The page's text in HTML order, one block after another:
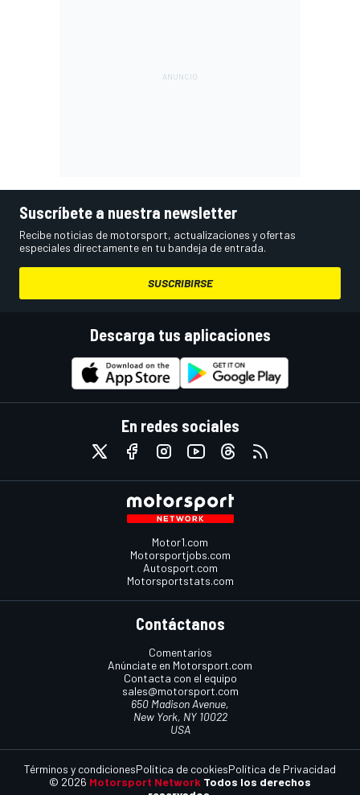
Suscríbete a nuestra newsletter
Recibe noticias de motorsport, actualizaciones y ofertas
especiales directamente en tu bandeja de entrada.
SUSCRIBIRSE
Descarga tus aplicaciones
En redes sociales
Motor1.com
Motorsportjobs.com
Autosport.com
Motorsportstats.com
Contáctanos
Comentarios
Anúnciate en Motorsport.com
Contacta con el equipo
sales@motorsport.com
650 Madison Avenue,
New York, NY 10022
USA
© 2026 Motorsport Network Todos los derechos
Términos y condicionesPolítica de cookiesPolítica de Privacidad